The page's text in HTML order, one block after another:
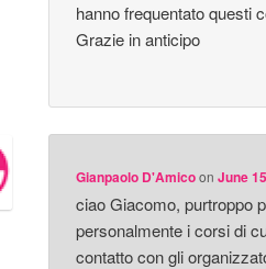
hanno frequentato questi
Grazie in anticipo
Gianpaolo D'AmicoonJune
ciao Giacomo, purtroppo
personalmente i corsi di
contatto con gli